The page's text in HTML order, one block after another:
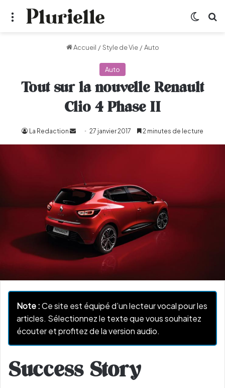
Menu
Accueil / Style de Vie / Auto
Auto
Tout sur la nouvelle Renault
Clio 4 Phase II
La Redaction
Envoyer
un
27 janvier 2017 2 minutes de lecture
Note :Ce site est équipé d’un lecteur vocal pour les
articles. Sélectionnez le texte que vous souhaitez
écouter et profitez de la version audio.
​Success Story